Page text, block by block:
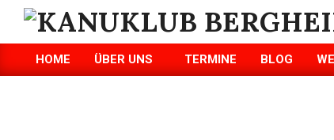
KANUKLUB
BERGHEIM/ERFT
HOME ÜBER UNS TERMINE BLOG